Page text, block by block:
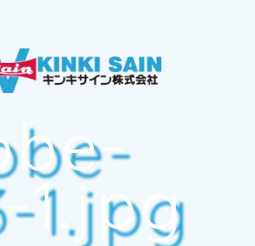
1.jpg